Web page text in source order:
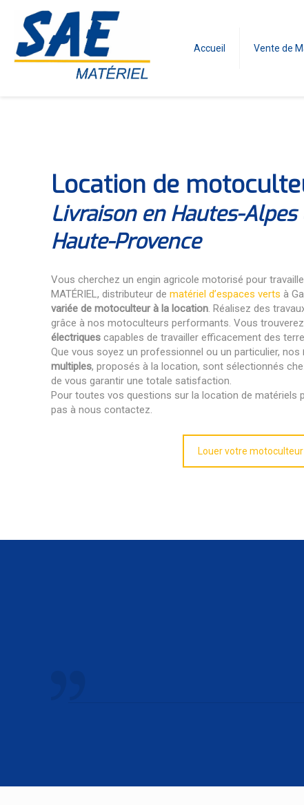
Accueil Vente de
Location de
Livraison en Hautes-
Haute-Provence
Vous cherchez un engin agricole motorisé pour
MATÉRIEL, distributeur dematériel d’espaces verts à
variée de motoculteur à la location. Réalisez des
grâce à nos motoculteurs performants. Vous
électriquescapables de travailler efficacement des
Que vous soyez un professionnel ou un particulier, nos
multiples, proposés à la location, sont sélectionnés
de vous garantir une totale satisfaction.
Pour toutes vos questions sur la location de matériels
pas à nous contactez.
Louer votre motoculteur